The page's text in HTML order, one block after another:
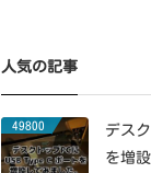
人気の記事
49800
デス
を増